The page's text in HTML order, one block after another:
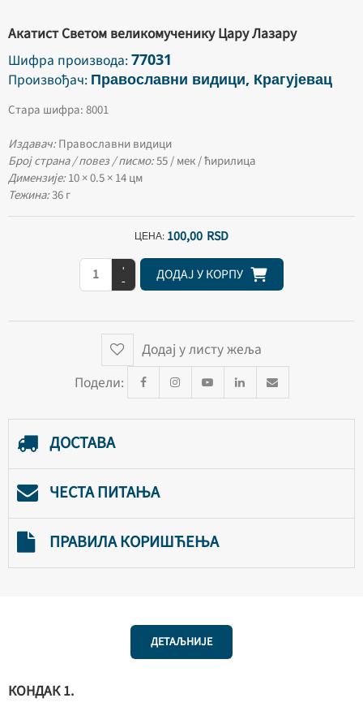
Акатист Светом великомученику Цару Лазару
Шифра производа:77031
Произвођач: Православни видици, Крагујевац
Стара шифра: 8001
Издавач:Православни видици
Број страна / повез / писмо:55 / мек / ћирилица
Димензије:10 × 0.5 × 14 цм
Тежина:36 г
ЦЕНА: 100,00 RSD
+
-
Додај у листу жеља
Подели:
ДОСТАВА
ЧЕСТА ПИТАЊА
ПРАВИЛА КОРИШЋЕЊА
ДЕТАЉНИЈЕ
КОНДАК 1.